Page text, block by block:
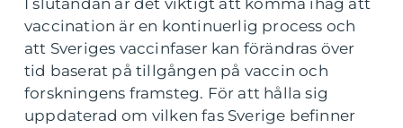
I slutändan är det viktigt att komma ihåg att
vaccination är en kontinuerlig process och
att Sveriges vaccinfaser kan förändras över
tid baserat på tillgången på vaccin och
forskningens framsteg. För att hålla sig
uppdaterad om vilken fas Sverige befinner